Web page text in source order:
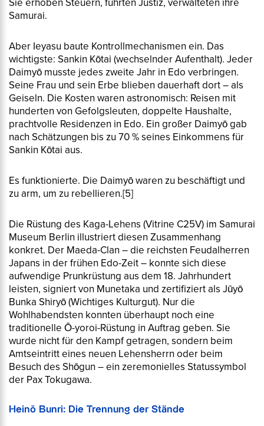
Samurai.
Aber Ieyasu baute Kontrollmechanismen ein. Das
wichtigste: Sankin Kōtai (wechselnder Aufenthalt). Jeder
Daimyō musste jedes zweite Jahr in Edo verbringen.
Seine Frau und sein Erbe blieben dauerhaft dort – als
Geiseln. Die Kosten waren astronomisch: Reisen mit
hunderten von Gefolgsleuten, doppelte Haushalte,
prachtvolle Residenzen in Edo. Ein großer Daimyō gab
nach Schätzungen bis zu 70 % seines Einkommens für
Sankin Kōtai aus.
Es funktionierte. Die Daimyō waren zu beschäftigt und
zu arm, um zu rebellieren.[5]
Die Rüstung des Kaga-Lehens (Vitrine C25V) im Samurai
Museum Berlin illustriert diesen Zusammenhang
konkret. Der Maeda-Clan – die reichsten Feudalherren
Japans in der frühen Edo-Zeit – konnte sich diese
aufwendige Prunkrüstung aus dem 18. Jahrhundert
leisten, signiert von Munetaka und zertifiziert als Jūyō
Bunka Shiryō(Wichtiges Kulturgut). Nur die
Wohlhabendsten konnten überhaupt noch eine
traditionelle Ō-yoroi-Rüstung in Auftrag geben. Sie
wurde nicht für den Kampf getragen, sondern beim
Amtseintritt eines neuen Lehensherrn oder beim
Besuch des Shōgun – ein zeremonielles Statussymbol
der Pax Tokugawa.
Heinō Bunri: Die Trennung der Stände